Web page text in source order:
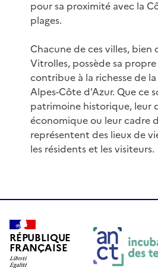
pour sa proximité avec la
plages.
Chacune de ces villes, bien
Vitrolles, possède sa
contribue à la richesse de
Alpes-Côte d'Azur. Que ce
patrimoine historique, leur
économique ou leur cadre
représentent des lieux de
les résidents et les visiteurs.
RÉPUBLIQUE
FRANÇAISE